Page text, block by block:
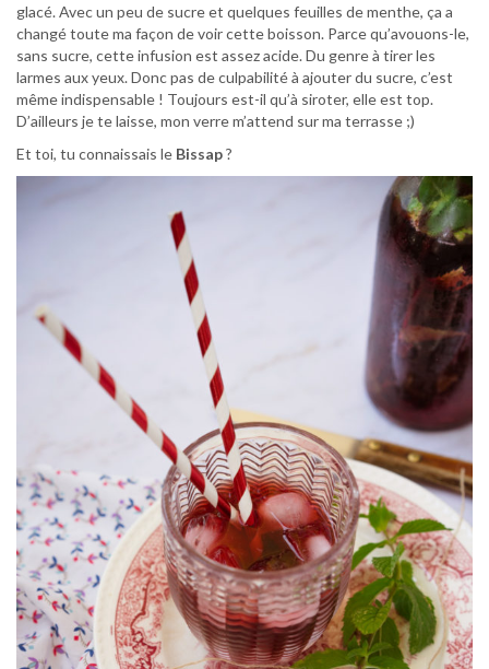
glacé. Avec un peu de sucre et quelques feuilles de menthe, ça a
changé toute ma façon de voir cette boisson. Parce qu’avouons-le,
sans sucre, cette infusion est assez acide. Du genre à tirer les
larmes aux yeux. Donc pas de culpabilité à ajouter du sucre, c’est
même indispensable ! Toujours est-il qu’à siroter, elle est top.
D’ailleurs je te laisse, mon verre m’attend sur ma terrasse ;)
Et toi, tu connaissais le Bissap?